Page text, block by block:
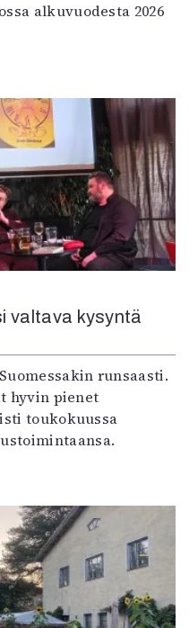
alkuvuodesta 2026
valtava kysyntä
runsaasti.
hyvin pienet
toukokuussa